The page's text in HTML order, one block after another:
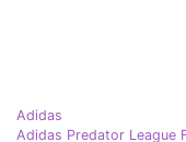
Adidas